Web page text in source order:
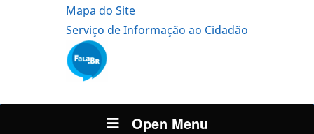
Mapa do Site
Serviço de Informação ao Cidadão
Open Menu